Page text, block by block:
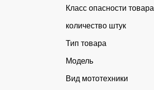
Класс опасности товара
количество штук
Тип товара
Модель
Вид мототехники